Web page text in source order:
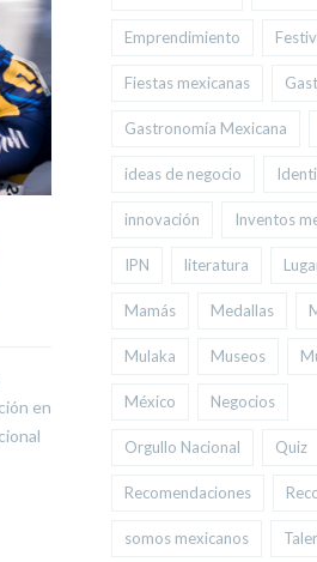
en
las mejores
universidades del
1,000 universidades, las
lugares.
Emprendimiento
Fiestas mexicanas
Gastronomía Mexicana
ideas de negocio
innovación Inventos
IPN literatura
Mamás Medallas
Mulaka Museos
México Negocios
Orgullo Nacional Quiz
Recomendaciones
somos mexicanos